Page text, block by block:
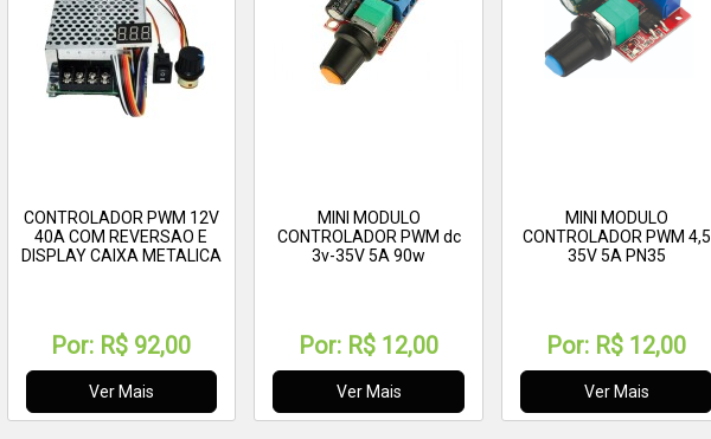
CONTROLADOR PWM 12V
40A COM REVERSAO E
DISPLAY CAIXA METALICA
Por: R$ 92,00
Ver Mais
MINI MODULO
CONTROLADOR PWM dc
3v-35V 5A 90w
Por: R$ 12,00
Ver Mais
MINI MODULO
CONTROLADOR PWM 4,5
35V 5A PN35
Por: R$ 12,00
Ver Mais